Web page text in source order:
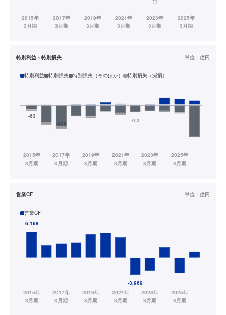
特別利益・特別損失 単位： 億円
特別利益 特別損失 特別損失（そのほか） 特別損失（減損）
営業CF 単位： 億円
営業CF